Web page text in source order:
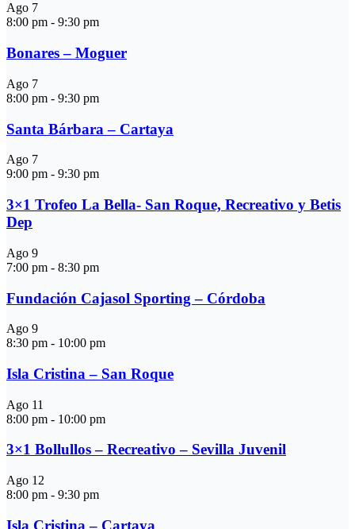
Ago 7
8:00 pm - 9:30 pm
Bonares – Moguer
Ago 7
8:00 pm - 9:30 pm
Santa Bárbara – Cartaya
Ago 7
9:00 pm - 9:30 pm
3×1 Trofeo La Bella- San Roque, Recreativo y Betis
Dep
Ago 9
7:00 pm - 8:30 pm
Fundación Cajasol Sporting – Córdoba
Ago 9
8:30 pm - 10:00 pm
Isla Cristina – San Roque
Ago 11
8:00 pm - 10:00 pm
3×1 Bollullos – Recreativo – Sevilla Juvenil
Ago 12
8:00 pm - 9:30 pm
Isla Cristina – Cartaya